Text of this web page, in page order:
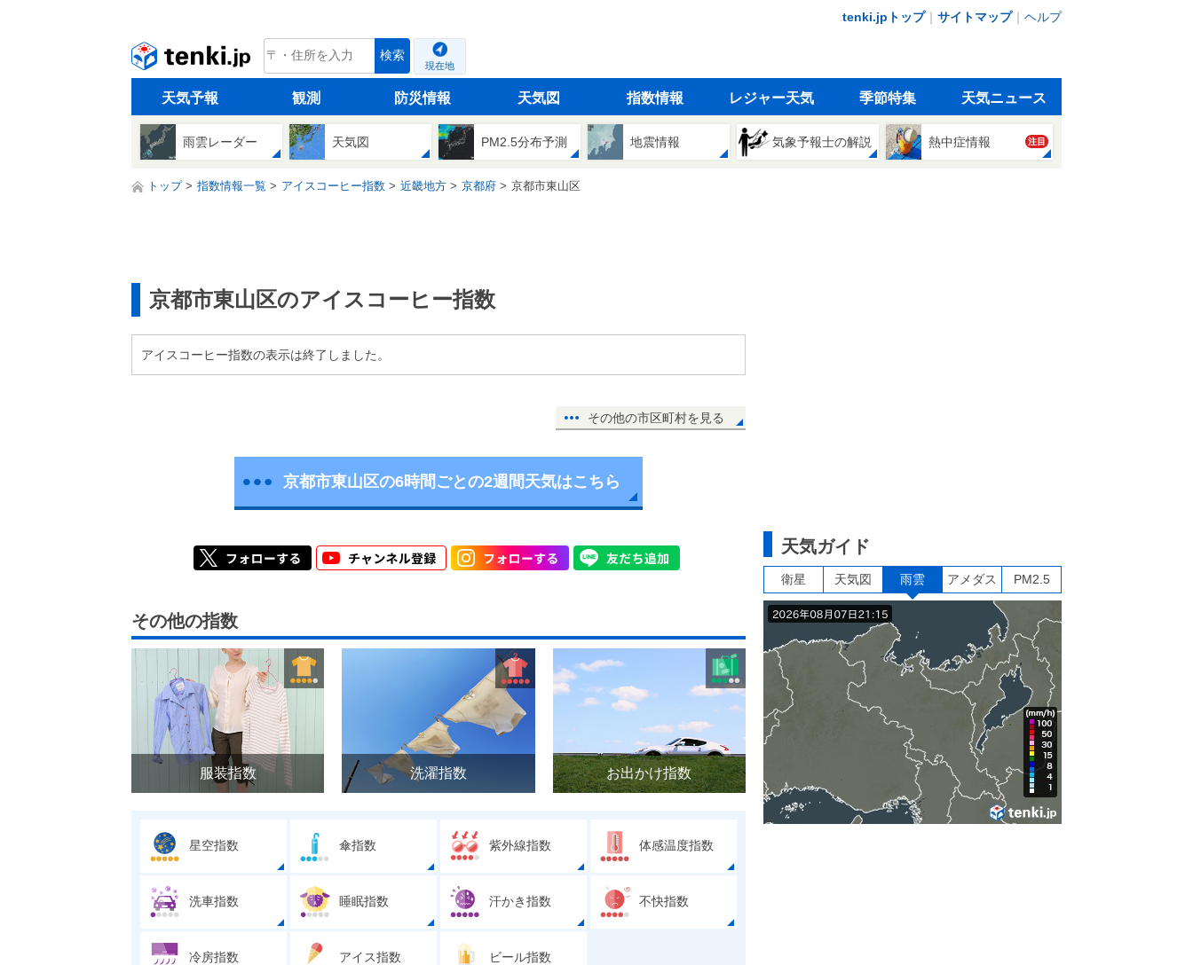
tenki.jpトップ｜ サイトマップ｜ ヘルプ
tenki.jp 検索
現在地
天気予報 観測 防災情報 天気図 指数情報 レジャー天気 季節特集 天気ニュース
雨雲レーダー 天気図 PM2.5分布予測 地震情報 気象予報士の解説 熱中症情報 注目
トップ 指数情報一覧 アイスコーヒー指数 近畿地方 京都府 京都市東山区
京都市東山区のアイスコーヒー指数
アイスコーヒー指数の表示は終了しました。
その他の市区町村を見る
京都市東山区の6時間ごとの2週間天気はこちら
その他の指数
服装指数 洗濯指数 お出かけ指数
星空指数 傘指数 紫外線指数 体感温度指数
洗車指数 睡眠指数 汗かき指数 不快指数
冷房指数 アイス指数 ビール指数
天気ガイド
衛星 天気図 雨雲 アメダス PM2.5